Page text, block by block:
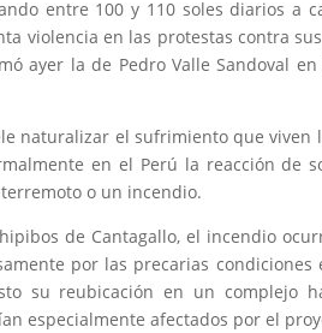
entre 100 y 110 soles diarios a
violencia en las protestas contra
ayer la de Pedro Valle Sandoval
naturalizar el sufrimiento que viven
en el Perú la reacción de
o un incendio.
de Cantagallo, el incendio
por las precarias
su reubicación en un complejo
especialmente afectados por el